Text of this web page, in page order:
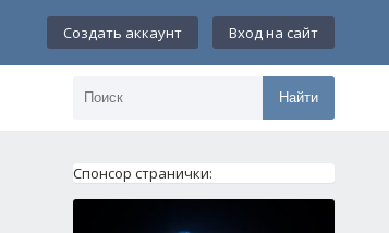
Создать аккаунт Вход на сайт
Найти
Спонсор странички: